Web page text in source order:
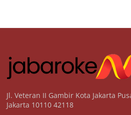
Jl. Veteran II Gambir Kota Jakarta
Jakarta 10110 42118